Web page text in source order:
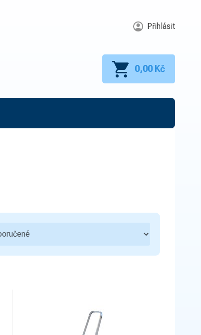
Přihlásit
0,00 Kč
4
12
3
Pracovní děvy a ochranné pomůcky
Elektroinstalační materiál a svítidla